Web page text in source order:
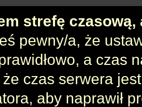
strefę
pewny/a, że
a czas
czas serwera
aby naprawił